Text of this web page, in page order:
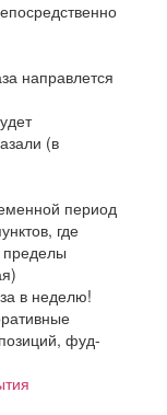
направлется
(в
период
где
пределы
в неделю!
фуд-